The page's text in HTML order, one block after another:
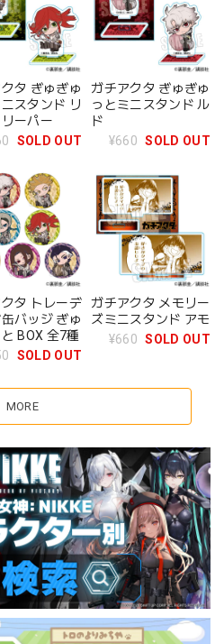
タ ぎゅぎゅ
スタンド リ
ーパー
SOLD OUT
ガチアクタ ぎゅぎゅ
っとミニスタンド ル
ド
¥660 SOLD OUT
タ トレーデ
バッジ ぎゅ
BOX 全7種
SOLD OUT
ガチアクタ メモリー
ズミニスタンド アモ
¥660 SOLD OUT
MORE